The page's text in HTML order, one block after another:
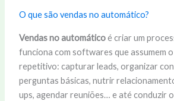
O que são vendas no automático?
Vendas no automáticoé criar um
funciona com softwares que assumem
repetitivo: capturar leads, organizar
perguntas básicas, nutrir
ups, agendar reuniões… e até conduzir o